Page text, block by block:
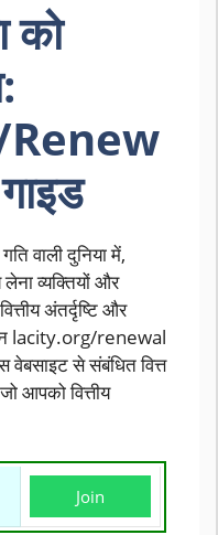
को
वाली दुनिया में,
लेना व्यक्तियों और
अंतर्दृष्टि और
lacity.org/renewal
वेबसाइट से संबंधित वित्त
आपको वित्तीय
Join